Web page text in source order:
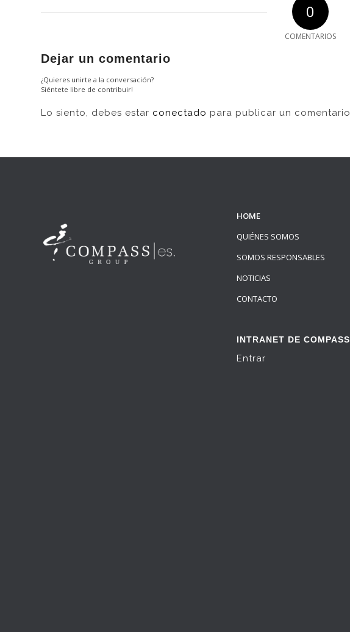
0
COMENTARIOS
Dejar un comentario
¿Quieres unirte a la conversación?
Siéntete libre de contribuir!
Lo siento, debes estar conectado para publicar un comentario.
HOME
QUIÉNES SOMOS
SOMOS RESPONSABLES
NOTICIAS
CONTACTO
INTRANET DE COMPASS
Entrar